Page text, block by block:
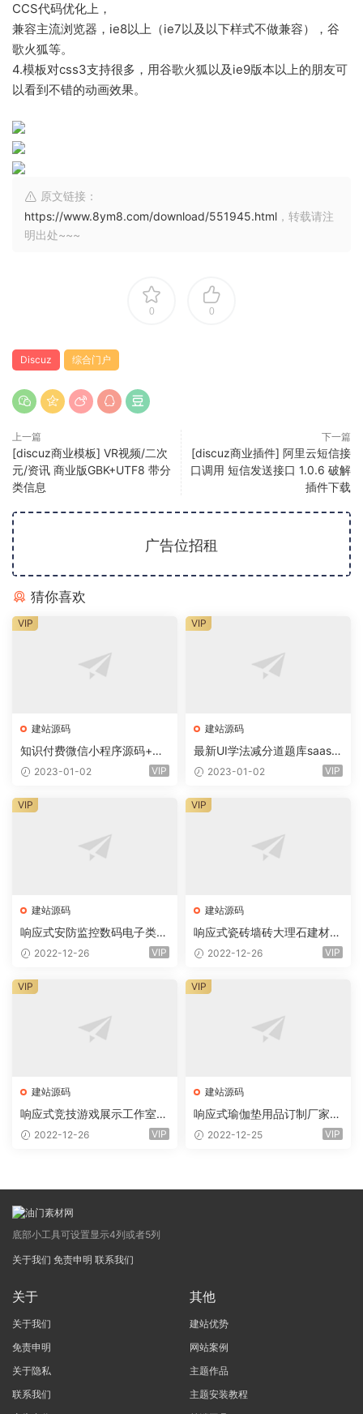
CCS代码优化上，
兼容主流浏览器，ie8以上（ie7以及以下样式不做兼容），谷
歌火狐等。
4.模板对css3支持很多，用谷歌火狐以及ie9版本以上的朋友可
以看到不错的动画效果。
原文链接：
https://www.8ym8.com/download/551945.html ，转载请注
明出处~~~
0 0
Discuz 综合门户
上一篇
[discuz商业模板] VR视频/二次
元/资讯 商业版GBK+UTF8 带分
类信息
下一篇
[discuz商业插件] 阿里云短信接
口调用 短信发送接口 1.0.6 破解
插件下载
广告位招租
猜你喜欢
建站源码
知识付费微信小程序源码+前
端+教程
2023-01-02 VIP
VIP
建站源码
最新UI学法减分道题库saas系
统商业专业版小程序+前端
2023-01-02 VIP
VIP
建站源码
响应式安防监控数码电子类企
业网站eyoucms易优模板(pc
2022-12-26 VIP
VIP
建站源码
响应式瓷砖墙砖大理石建材类
网站eyoucms易优模板(pc+
2022-12-26 VIP
VIP
建站源码
响应式竞技游戏展示工作室网
站eyoucms易优模板(pc+wa
2022-12-26 VIP
VIP
建站源码
响应式瑜伽垫用品订制厂家网
站eyoucms易优模板(pc+wa
2022-12-25 VIP
VIP
底部小工具可设置显示4列或者5列
关于我们 免责申明 联系我们
关于
关于我们
免责申明
关于隐私
联系我们
其他
建站优势
网站案例
主题作品
主题安装教程